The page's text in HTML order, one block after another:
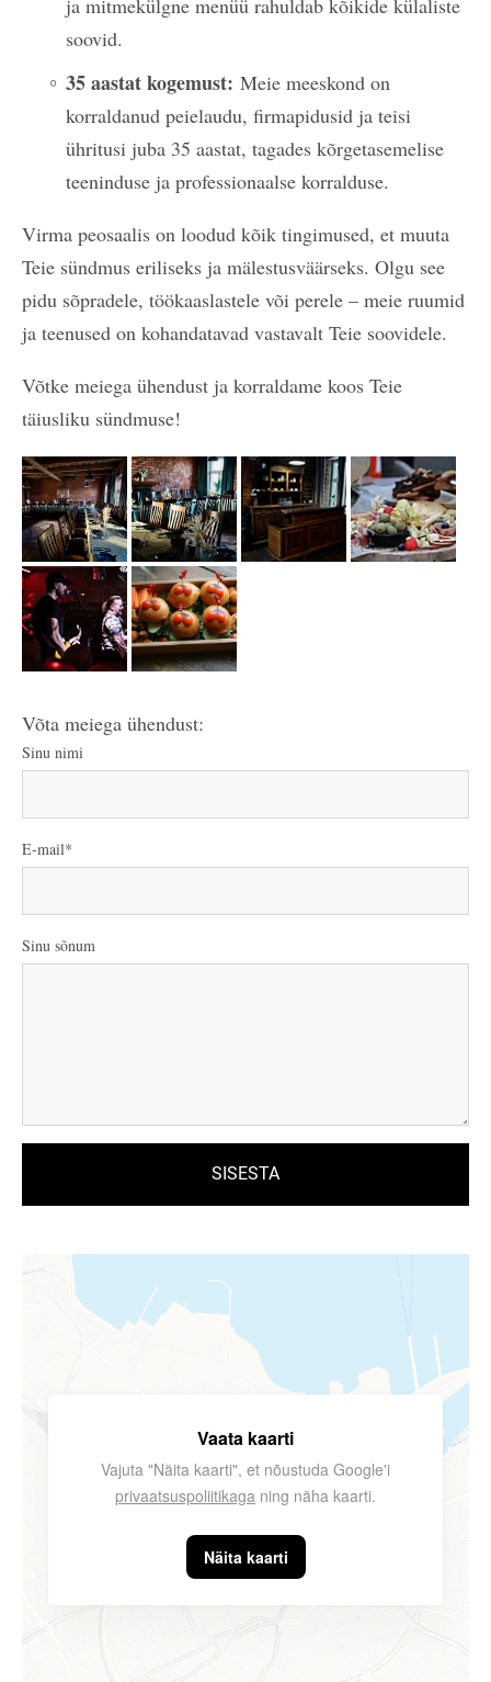
ja mitmekülgne menüü rahuldab kõikide külaliste
soovid.
35 aastat kogemust: Meie meeskond on
korraldanud peielaudu, firmapidusid ja teisi
ühritusi juba 35 aastat, tagades kõrgetasemelise
teeninduse ja professionaalse korralduse.
Virma peosaalis on loodud kõik tingimused, et muuta
Teie sündmus eriliseks ja mälestusväärseks. Olgu see
pidu sõpradele, töökaaslastele või perele – meie ruumid
ja teenused on kohandatavad vastavalt Teie soovidele.
Võtke meiega ühendust ja korraldame koos Teie
täiusliku sündmuse!
Võta meiega ühendust:
Sinu nimi
E-mail
Sinu sõnum
Vaata kaarti
Vajuta "Näita kaarti", et nõustuda Google'i
privaatsuspoliitikaga ning näha kaarti.
Näita kaarti